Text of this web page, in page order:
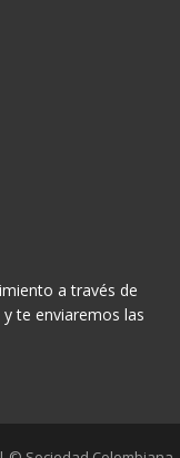
a través de
te enviaremos las